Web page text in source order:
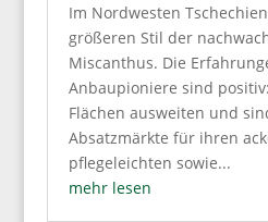
Im Nordwesten
größeren Stil der
Miscanthus. Die
Anbaupioniere sind
Flächen ausweiten und
Absatzmärkte für ihren
pflegeleichten sowie...
mehr lesen